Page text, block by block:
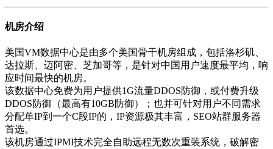
机房介绍
美国VM数据中心是由多个美国骨干机房组成，包括洛杉矶、
达拉斯、迈阿密、芝加哥等，是针对中国用户速度最平均，响
应时间最快的机房。
该数据中心免费为用户提供1G流量DDOS防御，或付费升级
DDOS防御（最高有10GB防御）；也并可针对用户不同需求
分配单IP到一个C段IP的，IP资源极其丰富，SEO站群服务器
首选。
该机房通过IPMI技术完全自助远程无数次重装系统，破解密